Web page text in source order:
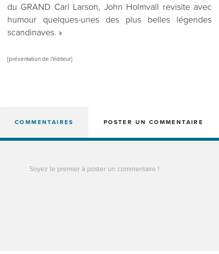
du GRAND Carl Larson, John Holmvall revisite avec
humour quelques-unes des plus belles légendes
scandinaves. »
[présentation de l'éditeur]
COMMENTAIRES POSTER UN COMMENTAIRE
Soyez le premier à poster un commentaire !